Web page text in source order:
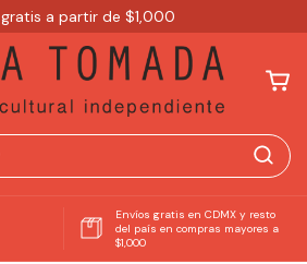
a partir de $1,000
Envíos gratis en CDMX y resto
del país en compras mayores a
$1,000